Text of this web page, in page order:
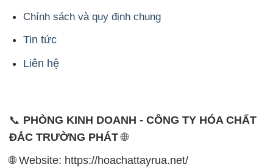
Chính sách và quy định chung
Tin tức
Liên hệ
📞 PHÒNG KINH DOANH - CÔNG TY HÓA CHẤT
ĐẮC TRƯỜNG PHÁT🌐
🌐 Website: https://hoachattayrua.net/